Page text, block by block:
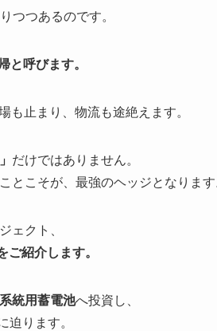
つつあるのです。
呼びます。
も止まり、物流も途絶えます。
だけではありません。
とこそが、最強のヘッジとなりま
ェクト、
紹介します。
統用蓄電池へ投資し、
迫ります。